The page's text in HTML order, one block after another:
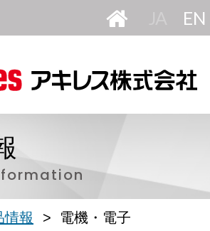
本
情報 電機・電子